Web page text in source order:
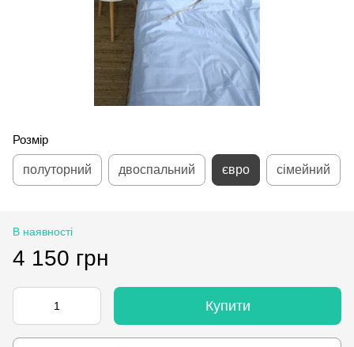
Розмір
полуторний двоспальний євро сімейний
В наявності
4 150 грн
Купити